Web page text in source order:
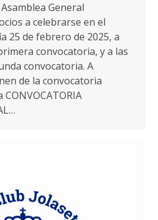
General
a celebrarse en el
25 de febrero de 2025, a
convocatoria, y a las
convocatoria. A
de la convocatoria